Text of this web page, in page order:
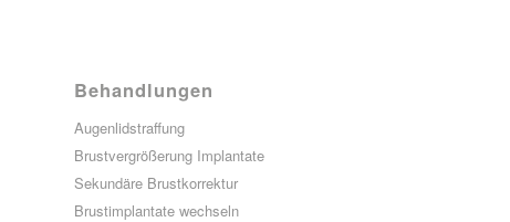
Behandlungen
Augenlidstraffung
Brustvergrößerung Implantate
Sekundäre Brustkorrektur
Brustimplantate wechseln